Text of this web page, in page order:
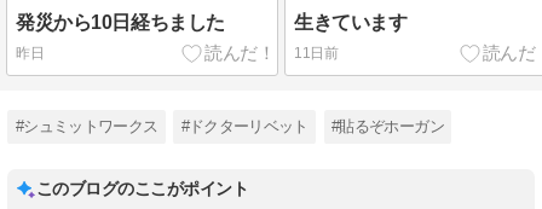
発災から10日経ちました
昨日
生きています
11日前
#シュミットワークス #ドクターリベット #貼るぞホーガン
このブログのここがポイント